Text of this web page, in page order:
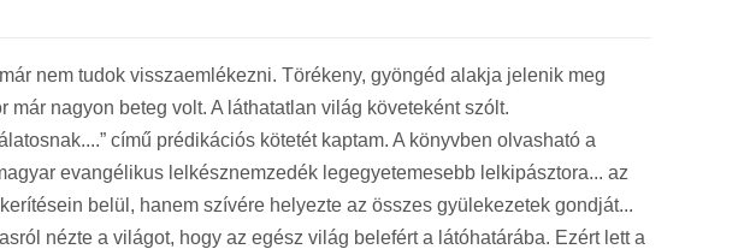
nem tudok visszaemlékezni. Törékeny, gyöngéd alakja jelenik meg
nagyon beteg volt. A láthatatlan világ követeként szólt.
című prédikációs kötetét kaptam. A könyvben olvasható a
evangélikus lelkésznemzedék legegyetemesebb lelkipásztora... az
belül, hanem szívére helyezte az összes gyülekezetek gondját...
nézte a világot, hogy az egész világ belefért a látóhatárába. Ezért lett a